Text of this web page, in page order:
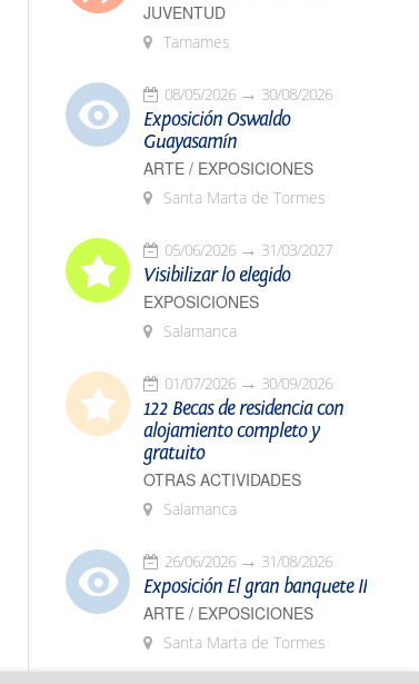
JUVENTUD
Tamames
08/05/2026 30/08/2026
Exposición Oswaldo
Guayasamín
ARTE / EXPOSICIONES
Santa Marta de Tormes
05/06/2026 31/03/2027
Visibilizar lo elegido
EXPOSICIONES
Salamanca
01/07/2026 30/09/2026
122 Becas de residencia con
alojamiento completo y
gratuito
OTRAS ACTIVIDADES
Salamanca
26/06/2026 31/08/2026
Exposición El gran banquete II
ARTE / EXPOSICIONES
Santa Marta de Tormes